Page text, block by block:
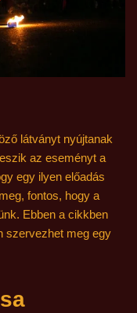
látványt nyújtanak
az eseményt a
egy ilyen előadás
fontos, hogy a
Ebben a cikkben
szervezhet meg egy